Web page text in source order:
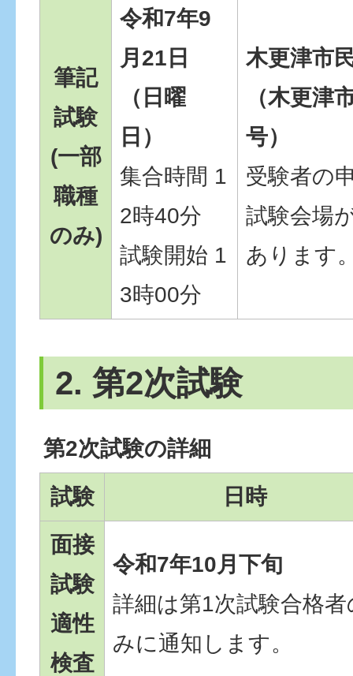
筆記
試験
(一部
職種
のみ)
令和7年9
月21日
（日曜
日）
集合時間 1
2時40分
試験開始 1
3時00分
木更津市
（木更津
号）
受験者の
試験会場
あります
2. 第2次試験
第2次試験の詳細
試験
日時
面接
試験
適性
検査
令和7年10月下旬
詳細は第1次試験合格者
みに通知します。